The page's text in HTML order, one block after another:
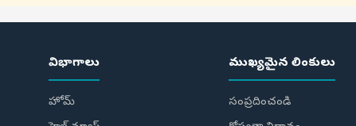
విభాగాలు
హోమ్
ముఖ్యమైన లింకులు
సంప్రదించండి